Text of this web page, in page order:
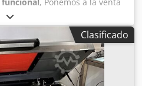
de marzo de 2022. La
siempre ha sido bien
y profesionalmente
Detalles sobre la
Max • Año de
• Ubicación: Alemania • De
Clasificado